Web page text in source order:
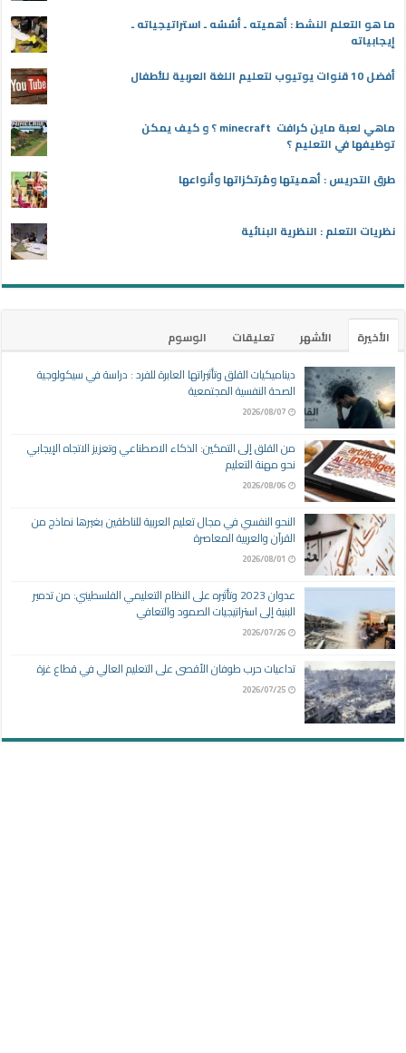
ما هو التعلم النشط : أهميته ـ أسُسُه ـ استراتيجياته ـ
إيجابياته
أفضل 10 قنوات يوتيوب لتعليم اللغة العربية للأطفال
ماهي لعبة ماين كرافت minecraft ؟ و كيف يمكن
توظيفها في التعليم ؟
طرق التدريس : أهميتها ومُرتكزاتها وأنواعها
نظريات التعلم : النظرية البنائية
الأخيرة الأشهر تعليقات
الوسوم
ديناميكيات القلق وتأثيراتها العابرة للفرد : دراسة في سيكولوجية
الصحة النفسية المجتمعية
2026/08/07
من القلق إلى التمكين: الذكاء الاصطناعي وتعزيز الاتجاه الإيجابي
نحو مهنة التعليم
2026/08/06
النحو النفسي في مجال تعليم العربية للناطقين بغيرها نماذج من
القرآن والعربية المعاصرة
2026/08/01
عدوان 2023 وتأثيره على النظام التعليمي الفلسطيني: من تدمير
البنية إلى استراتيجيات الصمود والتعافي
2026/07/26
تداعيات حرب طوفان الأقصى على التعليم العالي في قطاع غزة
2026/07/25